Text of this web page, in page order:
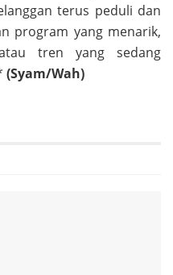
terus peduli dan
program yang menarik,
tren yang sedang
(Syam/Wah)